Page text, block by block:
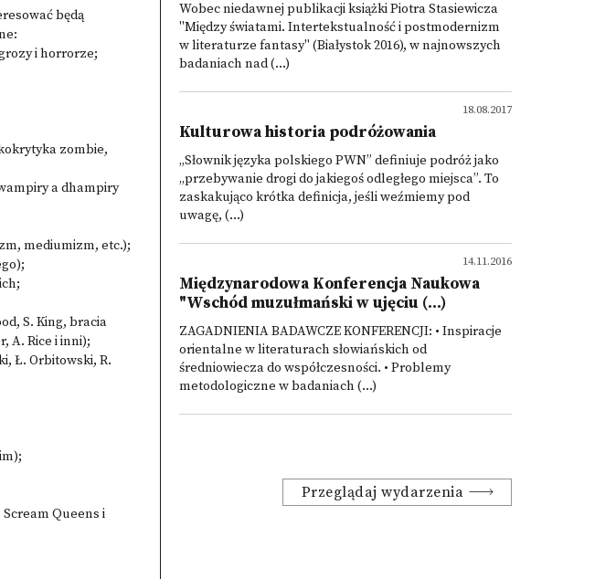
będą
i horrorze;
zombie,
a dhampiry
mediumizm, etc.);
S. King, bracia
A. Rice i inni);
Ł. Orbitowski, R.
Queens i
Wobec niedawnej publikacji książki Piotra Stasiewicza
"Między światami. Intertekstualność i postmodernizm
w literaturze fantasy" (Białystok 2016), w najnowszych
badaniach nad (...)
18.08.2017
Kulturowa historia podróżowania
„Słownik języka polskiego PWN” definiuje podróż jako
„przebywanie drogi do jakiegoś odległego miejsca”. To
zaskakująco krótka definicja, jeśli weźmiemy pod
uwagę, (...)
14.11.2016
Międzynarodowa Konferencja Naukowa
"Wschód muzułmański w ujęciu (...)
ZAGADNIENIA BADAWCZE KONFERENCJI: • Inspiracje
orientalne w literaturach słowiańskich od
średniowiecza do współczesności. • Problemy
metodologiczne w badaniach (...)
Przeglądaj wydarzenia